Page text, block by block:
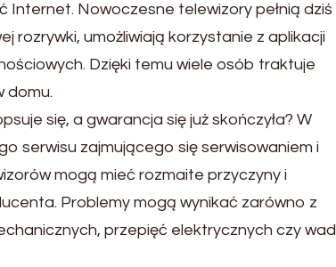
Nowoczesne telewizory pełnią dziś
rozrywki, umożliwiają korzystanie z aplikacji
Dzięki temu wiele osób traktuje
domu.
się, a gwarancja się już skończyła? W
serwisu zajmującego się serwisowaniem i
mogą mieć rozmaite przyczyny i
Problemy mogą wynikać zarówno z
przepięć elektrycznych czy wad